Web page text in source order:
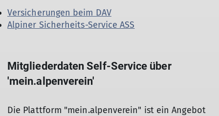
Versicherungen beim DAV
Alpiner Sicherheits-Service ASS
Mitgliederdaten Self-Service über
'mein.alpenverein'
Die Plattform "mein.alpenverein" ist ein Angebot